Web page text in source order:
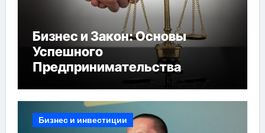
Бизнес и Закон: Основы
Успешного
Предпринимательства
Бизнес и инвестиции